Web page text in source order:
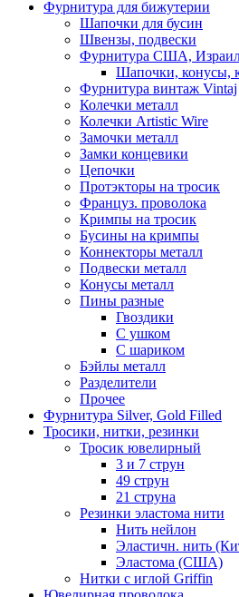
Фурнитура для бижутерии
Шапочки для бусин
Швензы, подвески
Фурнитура США,
Шапочки, конусы,
Фурнитура винтаж Vintaj
Колечки металл
Колечки Artistic Wire
Замочки металл
Замки концевики
Цепочки
Протэкторы на тросик
Француз. проволока
Кримпы на тросик
Бусины на кримпы
Коннекторы металл
Подвески металл
Конусы металл
Пины разные
Гвоздики
С ушком
С шариком
Бэйлы металл
Разделители
Прочее
Фурнитура Silver, Gold Filled
Тросики, нитки, резинки
Тросик ювелирный
3 и 7 струн
49 струн
21 струна
Резинки эластома нити
Нить нейлон
Эластичн. нить
Эластома (США)
Нитки с иглой Griffin